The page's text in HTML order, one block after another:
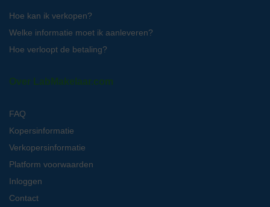
Hoe kan ik verkopen?
Welke informatie moet ik aanleveren?
Hoe verloopt de betaling?
Over LabMakelaar.com
FAQ
Kopersinformatie
Verkopersinformatie
Platform voorwaarden
Inloggen
Contact